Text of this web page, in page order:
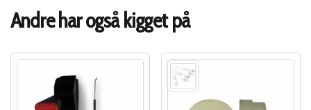
Andre har også kigget på